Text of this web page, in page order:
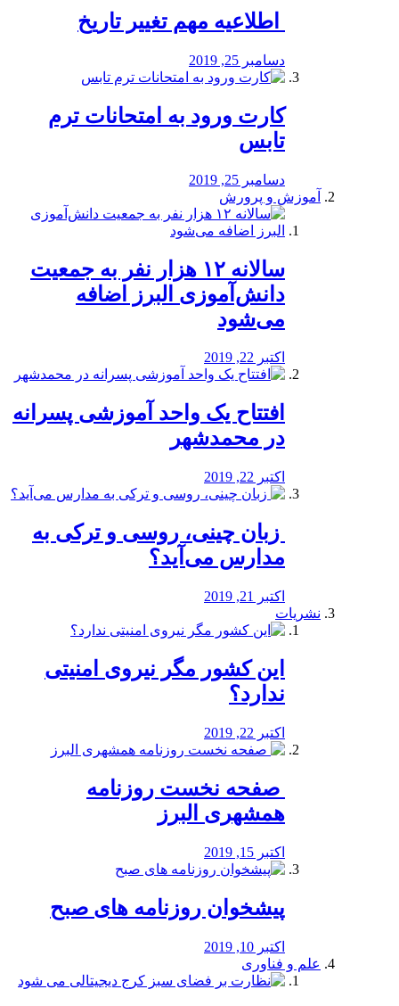
️ اطلاعیه مهم تغییر تاریخ
دسامبر 25, 2019
کارت ورود به امتحانات ترم
تابس
دسامبر 25, 2019
آموزش و پرورش
️سالانه ۱۲ هزار نفر به جمعیت
دانش‌آموزی البرز اضافه
می‌شود
اکتبر 22, 2019
افتتاح یک واحد آموزشی پسرانه
در محمدشهر
اکتبر 22, 2019
️ زبان چینی، روسی و ترکی به
مدارس می‌آید؟
اکتبر 21, 2019
نشریات
این کشور مگر نیروی امنیتی
ندارد؟
اکتبر 22, 2019
️ صفحه نخست روزنامه‌
همشهری البرز
اکتبر 15, 2019
پیشخوان روزنامه های صبح
اکتبر 10, 2019
علم و فناوری